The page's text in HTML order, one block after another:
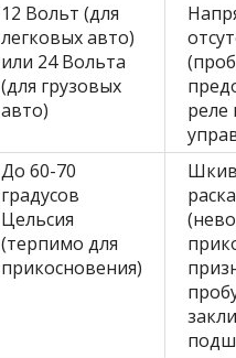
12 Вольт (для
легковых авто)
или 24 Вольта
(для грузовых
авто)
реле
До 60-70
градусов
Цельсия
(терпимо для
прикосновения)